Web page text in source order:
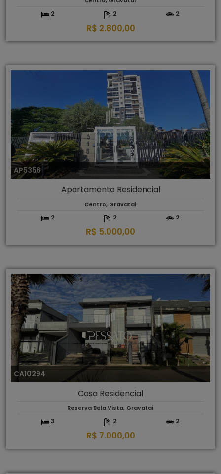
2 2 2
R$ 2.800,00
AP5356
Apartamento Residencial
Centro, Gravataí
2 2 2
R$ 5.000,00
CA10294
Casa Residencial
Reserva Bela Vista, Gravataí
3 2 2
R$ 7.000,00